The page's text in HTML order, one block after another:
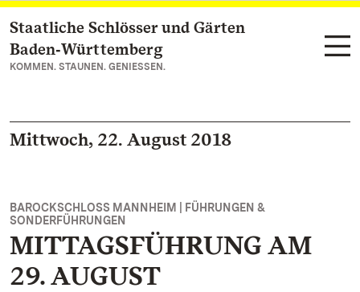
Zum Hauptinhalt springen
Staatliche Schlösser und Gärten
Baden‑Württemberg
KOMMEN. STAUNEN. GENIESSEN.
Mittwoch, 22. August 2018
BAROCKSCHLOSS MANNHEIM | FÜHRUNGEN &
SONDERFÜHRUNGEN
MITTAGSFÜHRUNG AM
29. AUGUST